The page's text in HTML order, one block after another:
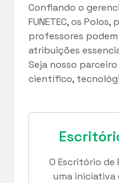
Confiando o
FUNETEC, os
professores
atribuições
Seja nosso
científico,
O Escritório de
uma iniciativa